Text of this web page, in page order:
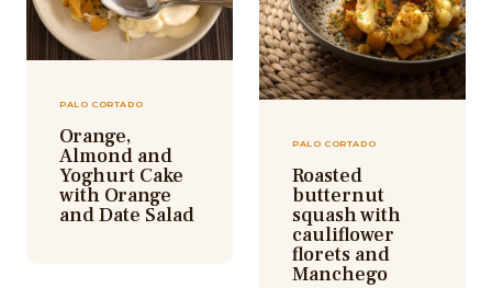
PALO CORTADO
Orange,
Almond and
Yoghurt Cake
with Orange
and Date Salad
PALO CORTADO
Roasted
butternut
squash with
cauliflower
florets and
Manchego